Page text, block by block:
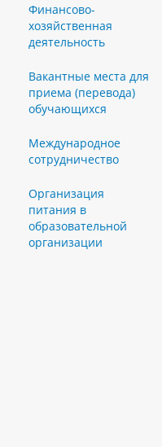
Финансово-
хозяйственная
деятельность
Вакантные места для
приема (перевода)
обучающихся
Международное
сотрудничество
Организация
питания в
образовательной
организации